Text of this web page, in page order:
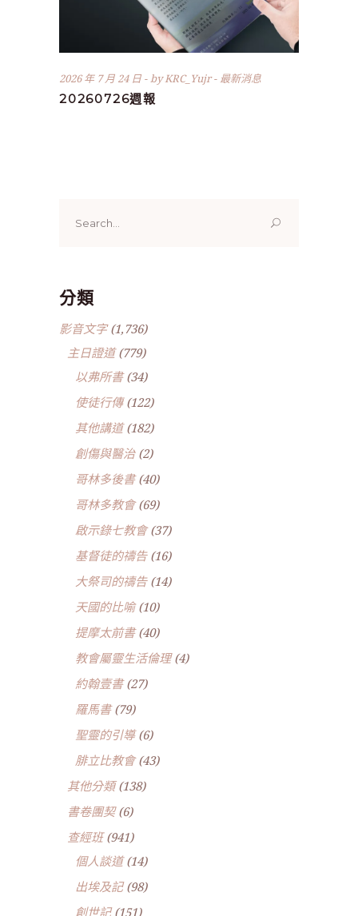
2026 年 7 月 24 日 byKRC_Yujr 最新消息
20260726週報
for:
分類
影音文字(1,736)
主日證道(779)
以弗所書(34)
使徒行傳(122)
其他講道(182)
創傷與醫治(2)
哥林多後書(40)
哥林多教會(69)
啟示錄七教會(37)
基督徒的禱告(16)
大祭司的禱告(14)
天國的比喻(10)
提摩太前書(40)
教會屬靈生活倫理(4)
約翰壹書(27)
羅馬書(79)
聖靈的引導(6)
腓立比教會(43)
其他分類(138)
書卷團契(6)
查經班(941)
個人談道(14)
出埃及記(98)
創世記(151)